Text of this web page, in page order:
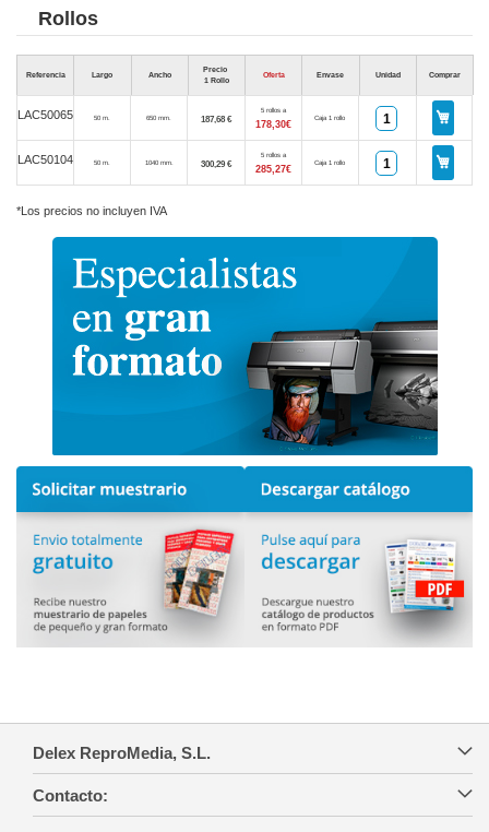
Rollos
Referencia Largo Ancho
Precio
1 Rollo
Oferta Envase Unidad Comprar
LAC50065 50 m. 650 mm. 187,68 €
5 rollos a
178,30€
Caja 1 rollo
LAC50104 50 m. 1040 mm. 300,29 €
5 rollos a
285,27€
Caja 1 rollo
*Los precios no incluyen IVA
Delex ReproMedia, S.L.
Contacto: